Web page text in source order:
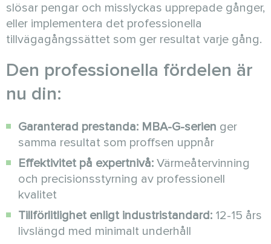
slösar pengar och misslyckas upprepade gånger,
eller implementera det professionella
tillvägagångssättet som ger resultat varje gång.
Den professionella fördelen är
nu din:
Garanterad prestanda: MBA-G-serien ger
samma resultat som proffsen uppnår
Effektivitet på expertnivå: Värmeåtervinning
och precisionsstyrning av professionell
kvalitet
Tillförlitlighet enligt industristandard: 12-15 års
livslängd med minimalt underhåll